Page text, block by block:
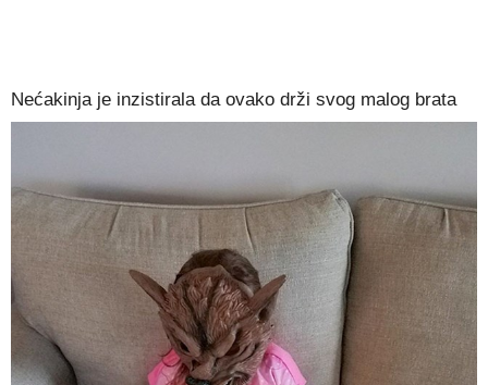
Nećakinja je inzistirala da ovako drži svog malog brata